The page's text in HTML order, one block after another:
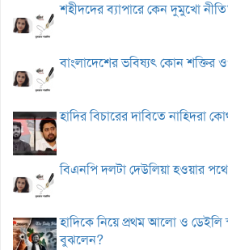
শহীদদের ব্যাপারে কেন দুমুখো
বাংলাদেশের ভবিষ্যৎ কোন শক্তির
হাদির বিচারের দাবিতে নাহিদরা
বিএনপি দলটা দেউলিয়া হওয়ার পথে
হাদিকে নিয়ে প্রথম আলো ও ডেইলি
বুঝলেন?